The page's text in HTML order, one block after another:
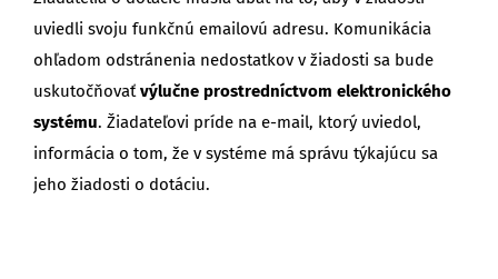
uviedli svoju funkčnú emailovú adresu. Komunikácia
ohľadom odstránenia nedostatkov v žiadosti sa bude
uskutočňovať výlučne prostredníctvom elektronického
systému. Žiadateľovi príde na e-mail, ktorý uviedol,
informácia o tom, že v systéme má správu týkajúcu sa
jeho žiadosti o dotáciu.